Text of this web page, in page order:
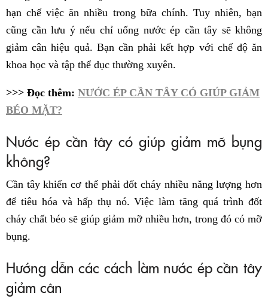
hạn chế việc ăn nhiều trong bữa chính. Tuy nhiên, bạn
cũng cần lưu ý nếu chỉ uống nước ép cần tây sẽ không
giảm cân hiệu quả. Bạn cần phải kết hợp với chế độ ăn
khoa học và tập thể dục thường xuyên.
>>> Đọc thêm: NƯỚC ÉP CẦN TÂY CÓ GIÚP GIẢM
BÉO MẶT?
Nước ép cần tây có giúp giảm mỡ bụng
không?
Cần tây khiến cơ thể phải đốt cháy nhiều năng lượng hơn
để tiêu hóa và hấp thụ nó. Việc làm tăng quá trình đốt
cháy chất béo sẽ giúp giảm mỡ nhiều hơn, trong đó có mỡ
bụng.
Hướng dẫn các cách làm nước ép cần tây
giảm cân